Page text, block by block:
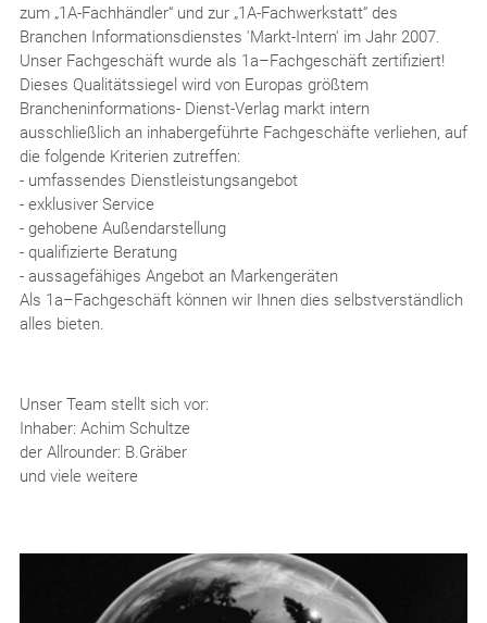
zum „1A-Fachhändler“ und zur „1A-Fachwerkstatt“ des
Branchen Informationsdienstes 'Markt-Intern' im Jahr 2007.
Unser Fachgeschäft wurde als 1a–Fachgeschäft zertifiziert!
Dieses Qualitätssiegel wird von Europas größtem
Brancheninformations- Dienst-Verlag markt intern
ausschließlich an inhabergeführte Fachgeschäfte verliehen, auf
die folgende Kriterien zutreffen:
- umfassendes Dienstleistungsangebot
- exklusiver Service
- gehobene Außendarstellung
- qualifizierte Beratung
- aussagefähiges Angebot an Markengeräten
Als 1a–Fachgeschäft können wir Ihnen dies selbstverständlich
alles bieten.
Unser Team stellt sich vor:
Inhaber: Achim Schultze
der Allrounder: B.Gräber
und viele weitere